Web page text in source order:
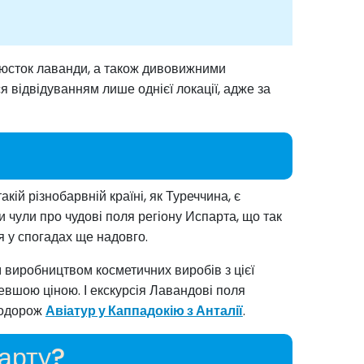
лаванди, а також дивовижними
лише однієї локації, адже за
різнобарвній країні, як Туреччина, є
чули про чудові поля регіону Испарта, що так
у спогадах ще надовго.
косметичних виробів з цієї
ціною. І екскурсія Лавандові поля
Авіатур у Каппадокію з Анталії.